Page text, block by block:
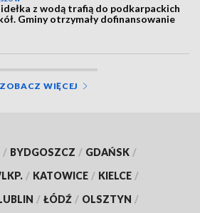
z wodą trafią do podkarpackich
Gminy otrzymały dofinansowanie
ZOBACZ WIĘCEJ
/ BYDGOSZCZ / GDAŃSK /
/ KATOWICE / KIELCE /
/ ŁÓDŹ / OLSZTYN /